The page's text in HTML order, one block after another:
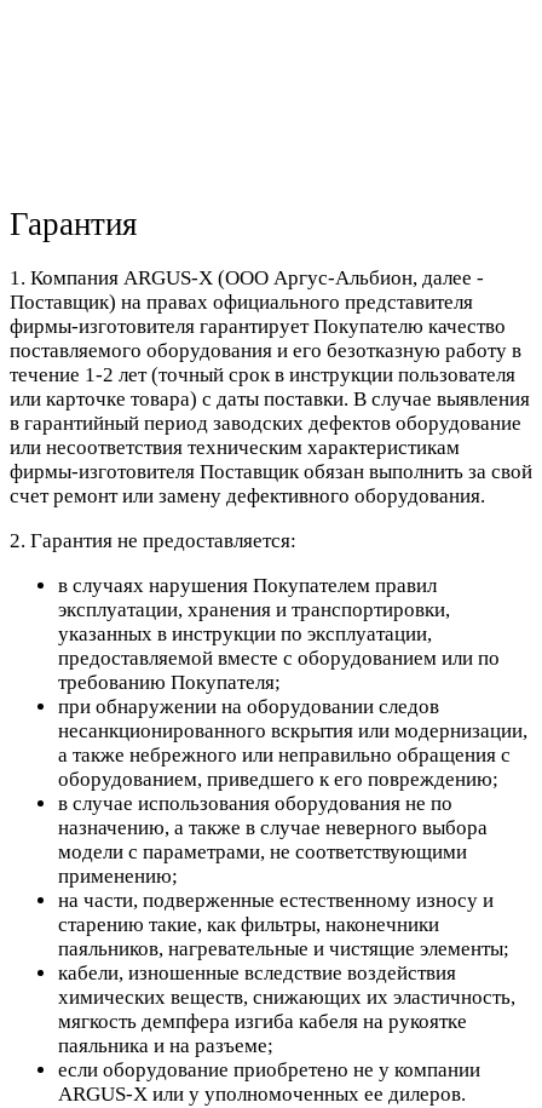
Гарантия
1. Компания ARGUS-X (ООО Аргус-Альбион, далее -
Поставщик) на правах официального представителя
фирмы-изготовителя гарантирует Покупателю качество
поставляемого оборудования и его безотказную работу в
течение 1-2 лет (точный срок в инструкции пользователя
или карточке товара) с даты поставки. В случае выявления
в гарантийный период заводских дефектов оборудование
или несоответствия техническим характеристикам
фирмы-изготовителя Поставщик обязан выполнить за свой
счет ремонт или замену дефективного оборудования.
2. Гарантия не предоставляется:
в случаях нарушения Покупателем правил
эксплуатации, хранения и транспортировки,
указанных в инструкции по эксплуатации,
предоставляемой вместе с оборудованием или по
требованию Покупателя;
при обнаружении на оборудовании следов
несанкционированного вскрытия или модернизации,
а также небрежного или неправильно обращения с
оборудованием, приведшего к его повреждению;
в случае использования оборудования не по
назначению, а также в случае неверного выбора
модели с параметрами, не соответствующими
применению;
на части, подверженные естественному износу и
старению такие, как фильтры, наконечники
паяльников, нагревательные и чистящие элементы;
кабели, изношенные вследствие воздействия
химических веществ, снижающих их эластичность,
мягкость демпфера изгиба кабеля на рукоятке
паяльника и на разъеме;
если оборудование приобретено не у компании
ARGUS-X или у уполномоченных ее дилеров.